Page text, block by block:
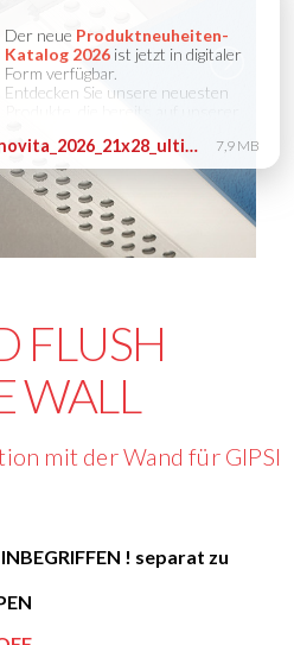
FLUSH
WALL
mit der Wand für
! separat zu